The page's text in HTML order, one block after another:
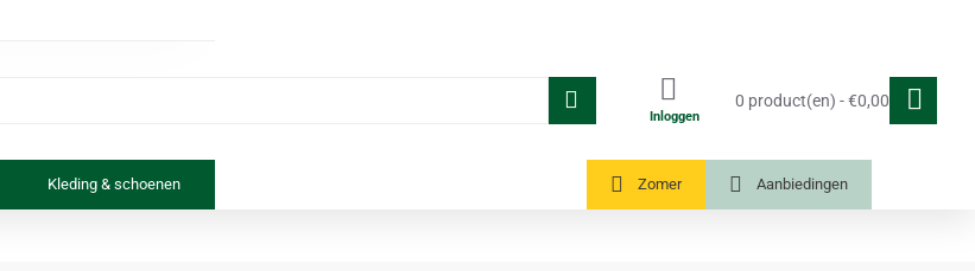
Inloggen
0 product(en) - €0,00
Kleding & schoenen Zomer Aanbiedingen